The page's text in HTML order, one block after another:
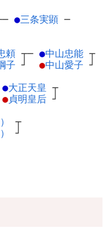
─ ●三条実顕 ─
頼 ┬
子 ┘
─ ●中山忠能 ┬
●中山愛子 ┘
●大正天皇 ┬
●貞明皇后 ┘
┬
┘